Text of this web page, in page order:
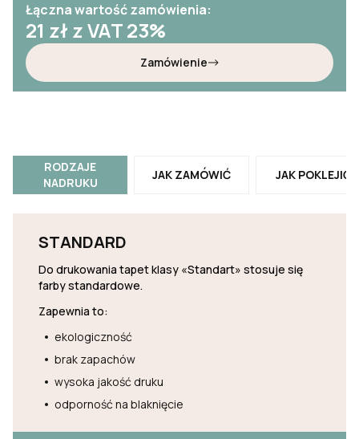
Łączna wartość zamówienia:
21 zł z VAT 23%
Zamówienie
RODZAJE
NADRUKU
JAK ZAMÓWIĆ JAK POKLEJIĆ
STANDARD
Do drukowania tapet klasy «Standart» stosuje się
farby standardowe.
Zapewnia to:
ekologiczność
brak zapachów
wysoka jakość druku
odporność na blaknięcie